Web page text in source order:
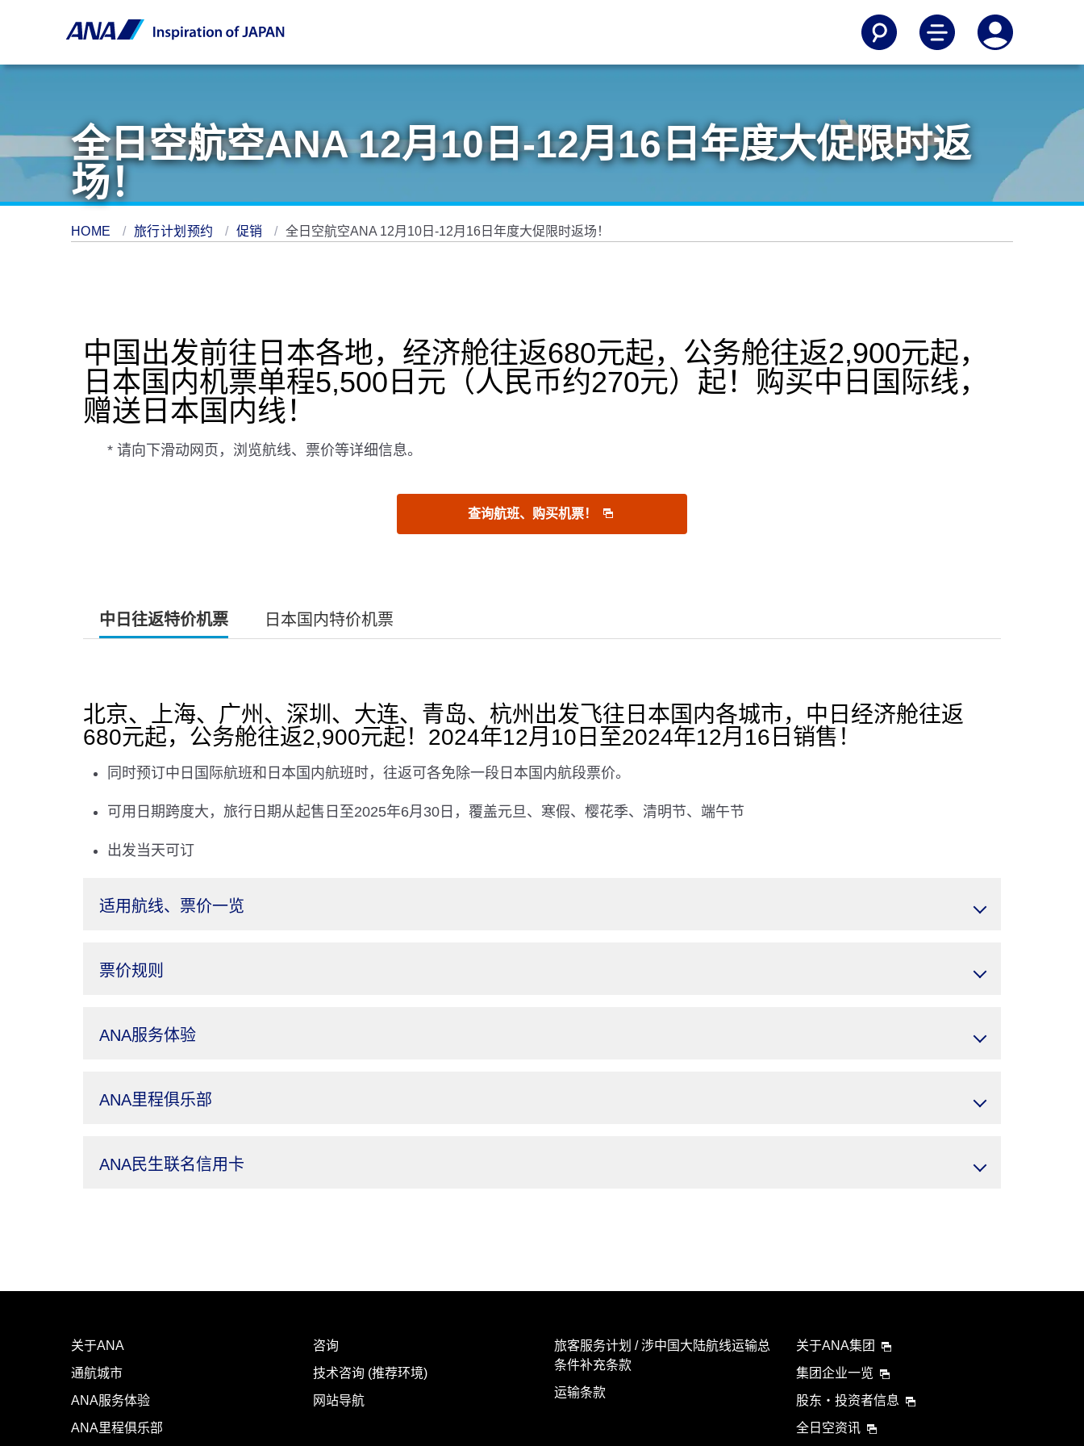
全日空航空ANA 12月10日-12月16日年度大促限时返
场！
HOME 旅行计划预约 促销 全日空航空ANA 12月10日-12月16日年度大促限时返场！
中国出发前往日本各地，经济舱往返680元起，公务舱往返2,900元起，
日本国内机票单程5,500日元（人民币约270元）起！购买中日国际线，
赠送日本国内线！
* 请向下滑动网页，浏览航线、票价等详细信息。
查询航班、购买机票！
中日往返特价机票 日本国内特价机票
北京、上海、广州、深圳、大连、青岛、杭州出发飞往日本国内各城市，中日经济舱往返
680元起，公务舱往返2,900元起！2024年12月10日至2024年12月16日销售！
同时预订中日国际航班和日本国内航班时，往返可各免除一段日本国内航段票价。
可用日期跨度大，旅行日期从起售日至2025年6月30日，覆盖元旦、寒假、樱花季、清明节、端午节
出发当天可订
适用航线、票价一览
票价规则
ANA服务体验
ANA里程俱乐部
ANA民生联名信用卡
关于ANA
通航城市
ANA服务体验
ANA里程俱乐部
咨询
技术咨询 (推荐环境)
网站导航
旅客服务计划 / 涉中国大陆航线运输总
条件补充条款
运输条款
关于ANA集团
集团企业一览
股东・投资者信息
全日空资讯